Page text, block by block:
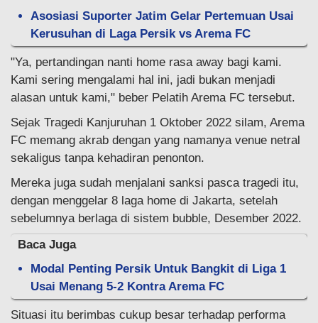
Asosiasi Suporter Jatim Gelar Pertemuan Usai
Kerusuhan di Laga Persik vs Arema FC
"Ya, pertandingan nanti home rasa away bagi kami.
Kami sering mengalami hal ini, jadi bukan menjadi
alasan untuk kami," beber Pelatih Arema FC tersebut.
Sejak Tragedi Kanjuruhan 1 Oktober 2022 silam, Arema
FC memang akrab dengan yang namanya venue netral
sekaligus tanpa kehadiran penonton.
Mereka juga sudah menjalani sanksi pasca tragedi itu,
dengan menggelar 8 laga home di Jakarta, setelah
sebelumnya berlaga di sistem bubble, Desember 2022.
Baca Juga
Modal Penting Persik Untuk Bangkit di Liga 1
Usai Menang 5-2 Kontra Arema FC
Situasi itu berimbas cukup besar terhadap performa